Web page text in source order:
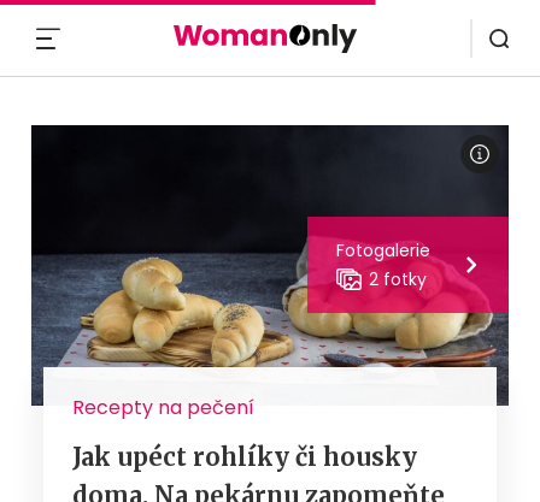
Fotogalerie
2 fotky
Recepty na pečení
Jak upéct rohlíky či housky
doma. Na pekárnu zapomeňte